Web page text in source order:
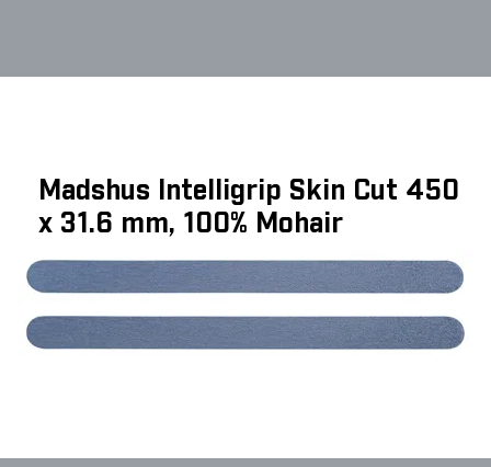
Madshus Intelligrip Skin Cut 450
x 31.6 mm, 100% Mohair